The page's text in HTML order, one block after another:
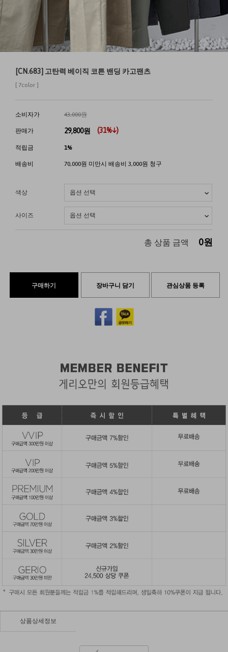
[CN.683] 고탄력 베이직 코튼 밴딩 카고팬츠
[ 7color ]
소비자가 43,000원
판매가 29,800원 (31%↓)
적립금 1%
배송비 70,000원 미만시 배송비 3,000원 청구
색상
사이즈
총 상품 금액 0원
구매하기 장바구니 담기 관심상품 등록
상품상세정보